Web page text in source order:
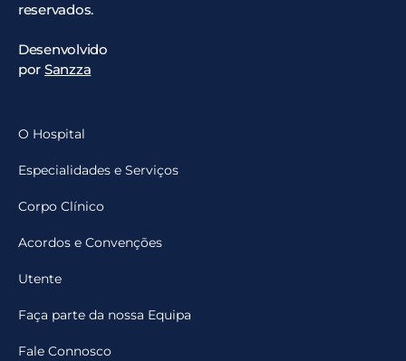
reservados.
Desenvolvido
por Sanzza
O Hospital
Especialidades e Serviços
Corpo Clínico
Acordos e Convenções
Utente
Faça parte da nossa Equipa
Fale Connosco